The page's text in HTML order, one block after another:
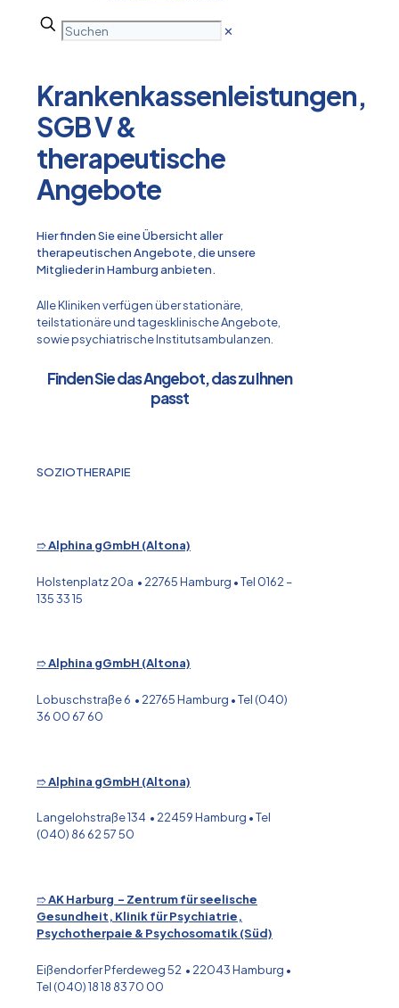
✕
Krankenkassenleistungen,
SGB V &
therapeutische
Angebote
Hier finden Sie eine Übersicht aller
therapeutischen Angebote, die unsere
Mitglieder in Hamburg anbieten.
Alle Kliniken verfügen über stationäre,
teilstationäre und tagesklinische Angebote,
sowie psychiatrische Institutsambulanzen.
Finden Sie das Angebot, das zu Ihnen
passt
SOZIOTHERAPIE
➱Alphina gGmbH (Altona)
Holstenplatz 20a • 22765 Hamburg • Tel 0162 –
135 33 15
➱Alphina gGmbH (Altona)
Lobuschstraße 6 • 22765 Hamburg • Tel (040)
36 00 67 60
➱Alphina gGmbH (Altona)
Langelohstraße 134 • 22459 Hamburg • Tel
(040) 86 62 57 50
➱AK Harburg - Zentrum für seelische
Gesundheit, Klinik für Psychiatrie,
Psychotherpaie & Psychosomatik (Süd)
Eißendorfer Pferdeweg 52 • 22043 Hamburg •
Tel (040) 18 18 83 70 00